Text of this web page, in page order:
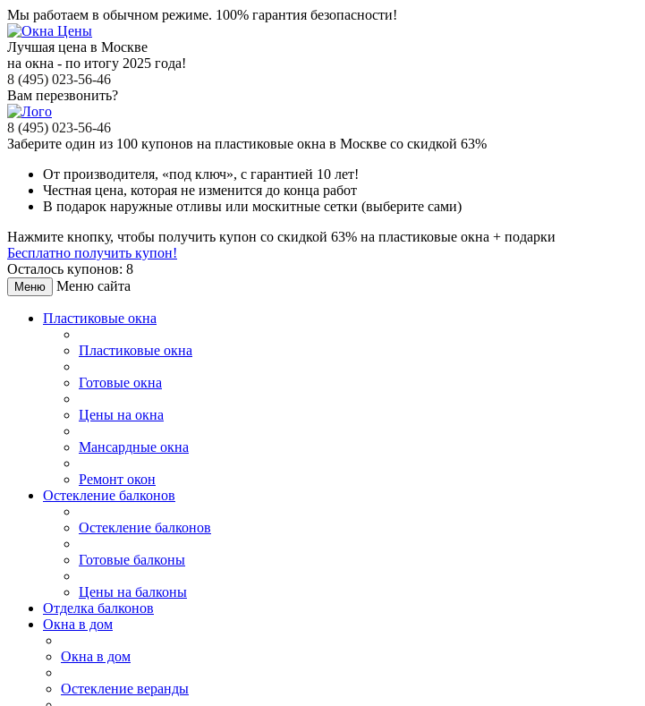
Мы работаем в обычном режиме. 100% гарантия безопасности!
Лучшая цена в Москве
на окна - по итогу 2025 года!
8 (495) 023-56-46
Вам перезвонить?
8 (495) 023-56-46
Заберите один из 100 купонов на пластиковые окна в Москве со скидкой 63%
От производителя, «под ключ», с гарантией 10 лет!
Честная цена, которая не изменится до конца работ
В подарок наружные отливы или москитные сетки (выберите сами)
Нажмите кнопку, чтобы получить купон со скидкой 63% на пластиковые окна + подарки
Бесплатно получить купон!
Осталось купонов: 8
Меню Меню сайта
Пластиковые окна
Пластиковые окна
Готовые окна
Цены на окна
Мансардные окна
Ремонт окон
Остекление балконов
Остекление балконов
Готовые балконы
Цены на балконы
Отделка балконов
Окна в дом
Окна в дом
Остекление веранды